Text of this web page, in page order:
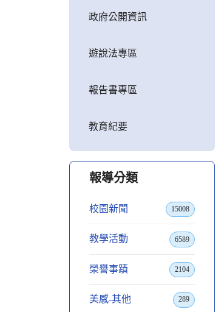
政府公開資訊
遊說法專區
報告書專區
教育紀要
報導分類
校園新聞 15008
教學活動 6589
榮譽事蹟 2104
美感-其他 289